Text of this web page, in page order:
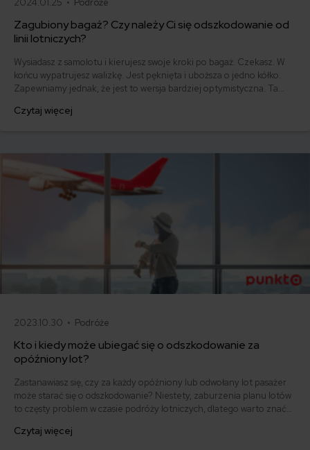
Zagubiony bagaż? Czy należy Ci się odszkodowanie od
linii lotniczych?
Wysiadasz z samolotu i kierujesz swoje kroki po bagaż. Czekasz. W
końcu wypatrujesz walizkę. Jest pęknięta i uboższa o jedno kółko.
Zapewniamy jednak, że jest to wersja bardziej optymistyczna. Ta
bagaż. Czekasz. Z taśmy znikają kolejne bagaże, a Twojego brak.
Czytaj więcej
2023.10.30 • Podróże
Kto i kiedy może ubiegać się o odszkodowanie za
opóźniony lot?
Zastanawiasz się, czy za każdy opóźniony lub odwołany lot pasażer
może starać się o odszkodowanie? Niestety, zaburzenia planu lotów
to częsty problem w czasie podróży lotniczych, dlatego warto znać
kiedy przysługuje Ci odszkodowanie za opóźniony lot.
Czytaj więcej